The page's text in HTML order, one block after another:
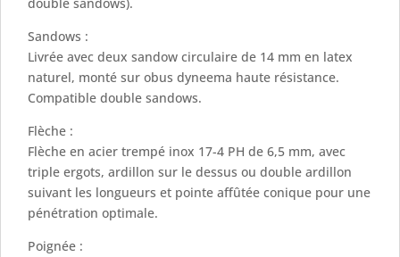
double sandows).
Sandows :
Livrée avec deux sandow circulaire de 14 mm en latex
naturel, monté sur obus dyneema haute résistance.
Compatible double sandows.
Flèche :
Flèche en acier trempé inox 17-4 PH de 6,5 mm, avec
triple ergots, ardillon sur le dessus ou double ardillon
suivant les longueurs et pointe affûtée conique pour une
pénétration optimale.
Poignée :